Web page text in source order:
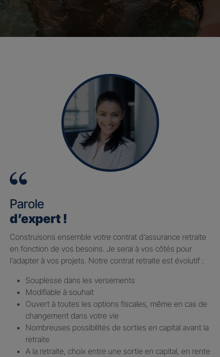
Parole
d’expert !
Construisons ensemble votre contrat d’assurance retraite
en fonction de vos besoins. Je serai à vos côtés pour
l’adapter à vos projets. Notre contrat retraite est évolutif :
Souplesse dans les versements
Modifiable à souhait
Ouvert à toutes les options fiscales, même en cas de
changement dans votre vie
Nombreuses possibilités de sorties en capital avant la
retraite
A la retraite, choix entre une sortie en capital, en rente